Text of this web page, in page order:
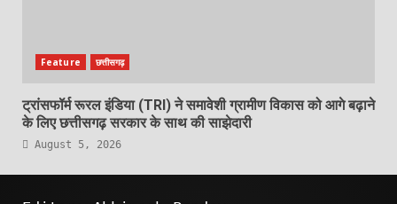
Feature छत्तीसगढ़
ट्रांसफॉर्म रूरल इंडिया (TRI) ने समावेशी ग्रामीण विकास को आगे बढ़ाने
के लिए छत्तीसगढ़ सरकार के साथ की साझेदारी
August 5, 2026